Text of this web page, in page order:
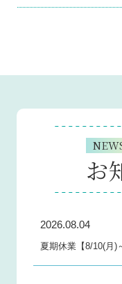
お
2026.08.04
夏期休業【8/10(月)